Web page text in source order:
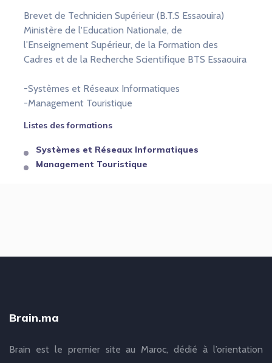
Brevet de Technicien Supérieur (B.T.S Essaouira)
Ministère de l'Education Nationale, de
l'Enseignement Supérieur, de la Formation des
Cadres et de la Recherche Scientifique BTS Essaouira
-Systèmes et Réseaux Informatiques
-Management Touristique
Listes des formations
Systèmes et Réseaux Informatiques
Management Touristique
Brain.ma
Brain est le premier site au Maroc, dédié à l’orientation